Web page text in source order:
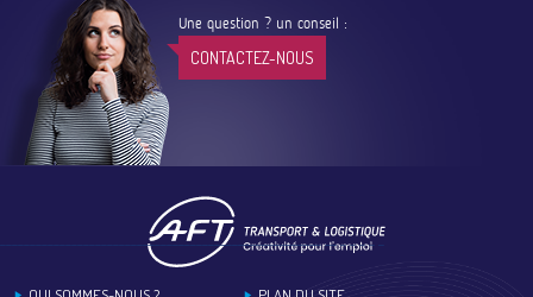
Une question ? un conseil :
CONTACTEZ-NOUS